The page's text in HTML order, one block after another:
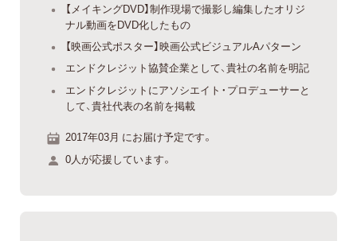
【メイキングDVD】制作現場で撮影し編集したオリジ
ナル動画をDVD化したもの
【映画公式ポスター】映画公式ビジュアルAパターン
エンドクレジット協賛企業として、貴社の名前を明記
エンドクレジットにアソシエイト・プロデューサーと
して、貴社代表の名前を掲載
2017年03月 にお届け予定です。
0人が応援しています。